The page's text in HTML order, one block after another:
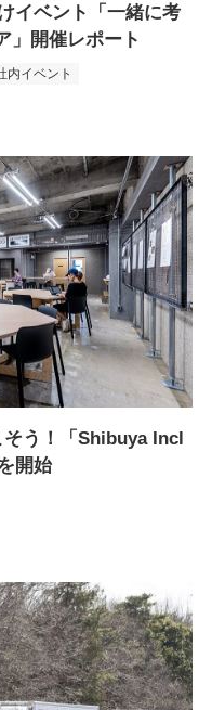
イベント「一緒に考
」開催レポート
内イベント
う！「Shibuya Incl
開始